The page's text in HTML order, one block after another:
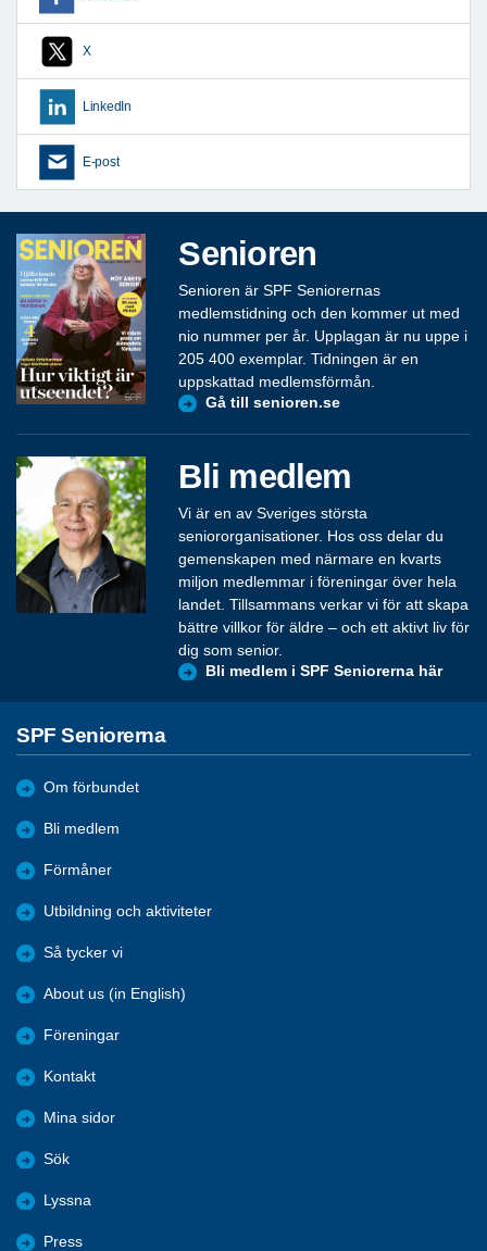
X
LinkedIn
E-post
Senioren
Senioren är SPF Seniorernas
medlemstidning och den kommer ut med
nio nummer per år. Upplagan är nu uppe i
205 400 exemplar. Tidningen är en
uppskattad medlemsförmån.
Gå till senioren.se
Bli medlem
Vi är en av Sveriges största
seniororganisationer. Hos oss delar du
gemenskapen med närmare en kvarts
miljon medlemmar i föreningar över hela
landet. Tillsammans verkar vi för att skapa
bättre villkor för äldre – och ett aktivt liv för
dig som senior.
Bli medlem i SPF Seniorerna här
SPF Seniorerna
Om förbundet
Bli medlem
Förmåner
Utbildning och aktiviteter
Så tycker vi
About us (in English)
Föreningar
Kontakt
Mina sidor
Sök
Lyssna
Press